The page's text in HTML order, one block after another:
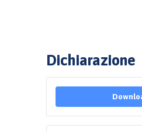
Dichiarazione